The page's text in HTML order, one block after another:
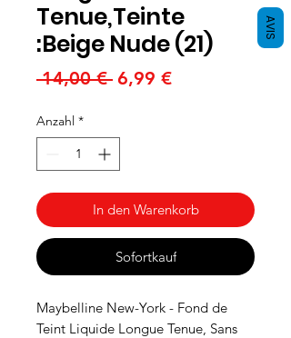
Tenue,Teinte
:Beige Nude (21)
14,00 € Standardpreis
6,99 €Sale-
Anzahl *
In den Warenkorb
Sofortkauf
Maybelline New-York - Fond de
Teint Liquide Longue Tenue, Sans
AVIS